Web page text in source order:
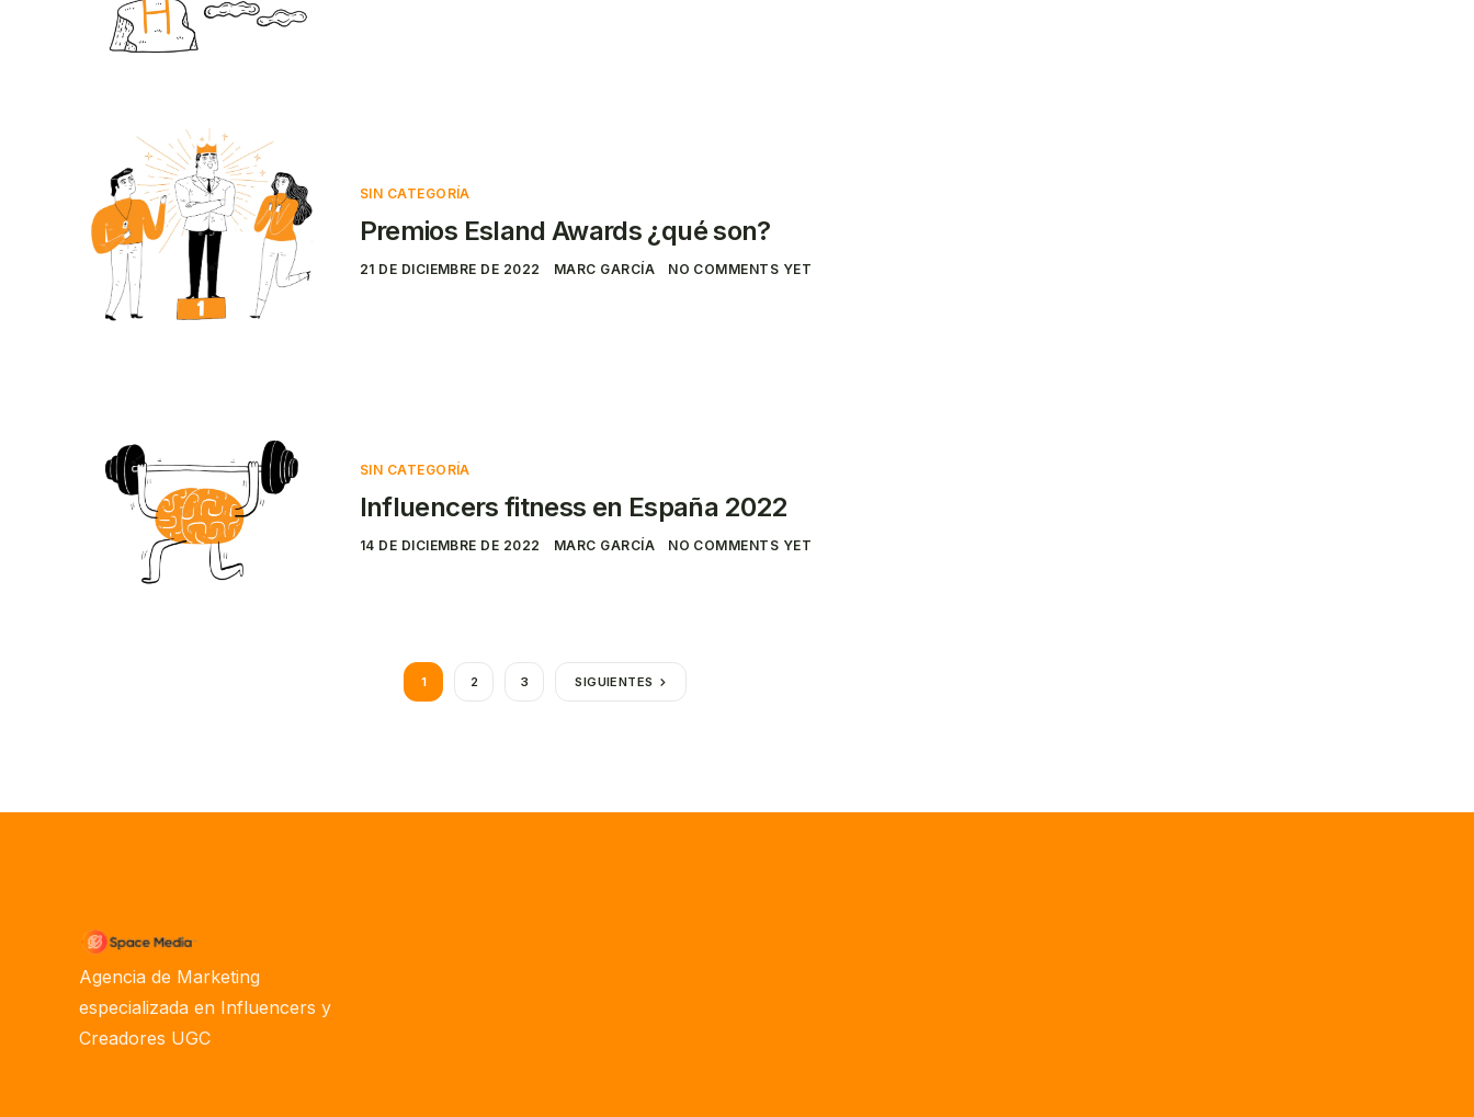
SIN CATEGORÍA
Premios Esland Awards ¿qué son?
21 DE DICIEMBRE DE 2022 MARC GARCÍA NO COMMENTS YET
SIN CATEGORÍA
Influencers fitness en España 2022
14 DE DICIEMBRE DE 2022 MARC GARCÍA NO COMMENTS YET
1 2 3 SIGUIENTES
Agencia de Marketing
especializada en Influencers y
Creadores UGC